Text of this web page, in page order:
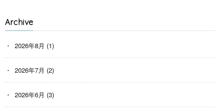
Archive
2026年8月 (1)
2026年7月 (2)
2026年6月 (3)